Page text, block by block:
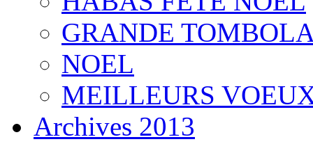
GRANDE
NOEL
MEILLEURS
Archives 2013